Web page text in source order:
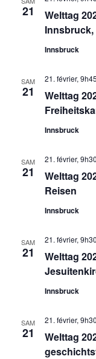
21
Welttag
Innsbruck
SAM
21
Welttag
21. février, 9h45
Innsbruck
SAM
21
Welttag
Reisen
21. février, 9h30
Innsbruck
SAM
21
Welttag
21. février, 9h30
Innsbruck
SAM
21
Welttag
21. février, 9h30